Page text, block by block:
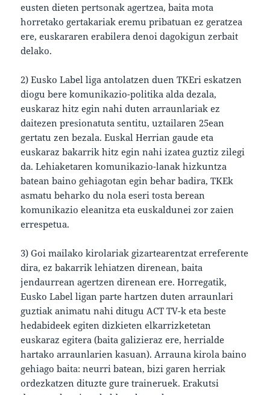
eusten dieten pertsonak agertzea, baita mota
horretako gertakariak eremu pribatuan ez geratzea
ere, euskararen erabilera denoi dagokigun zerbait
delako.
2) Eusko Label liga antolatzen duen TKEri eskatzen
diogu bere komunikazio-politika alda dezala,
euskaraz hitz egin nahi duten arraunlariak ez
daitezen presionatuta sentitu, uztailaren 25ean
gertatu zen bezala. Euskal Herrian gaude eta
euskaraz bakarrik hitz egin nahi izatea guztiz zilegi
da. Lehiaketaren komunikazio-lanak hizkuntza
batean baino gehiagotan egin behar badira, TKEk
asmatu beharko du nola eseri tosta berean
komunikazio eleanitza eta euskaldunei zor zaien
errespetua.
3) Goi mailako kirolariak gizartearentzat erreferente
dira, ez bakarrik lehiatzen direnean, baita
jendaurrean agertzen direnean ere. Horregatik,
Eusko Label ligan parte hartzen duten arraunlari
guztiak animatu nahi ditugu ACT TV-k eta beste
hedabideek egiten dizkieten elkarrizketetan
euskaraz egitera (baita galizieraz ere, herrialde
hartako arraunlarien kasuan). Arrauna kirola baino
gehiago baita: neurri batean, bizi garen herriak
ordezkatzen dituzte gure traineruek. Erakutsi